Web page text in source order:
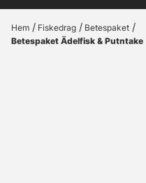
Hem Fiskedrag
Betespaket
Betespaket Ädelfisk & Putntake